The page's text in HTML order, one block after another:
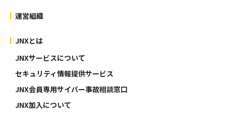
運営組織
JNXとは
JNXサービスについて
セキュリティ情報提供サービス
JNX会員専用サイバー事故相談窓口
JNX加入について